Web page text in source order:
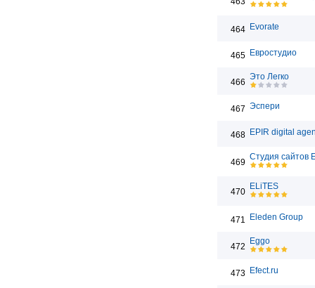
464 Evorate
465 Евростудио
466
Это Легко
467 Эспери
468 EPIR digital
469
Студия сайтов
470
ELiTES
471 Eleden Group
472
Eggo
473 Efect.ru